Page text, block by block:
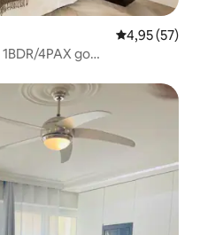
Средна
4,95 (57)
4PAX до